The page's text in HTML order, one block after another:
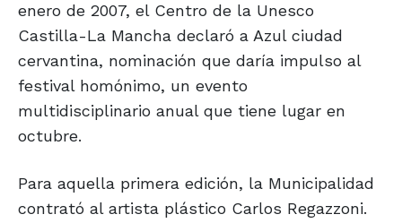
enero de 2007, el Centro de la Unesco
Castilla-La Mancha declaró a Azul ciudad
cervantina, nominación que daría impulso al
festival homónimo, un evento
multidisciplinario anual que tiene lugar en
octubre.
Para aquella primera edición, la Municipalidad
contrató al artista plástico Carlos Regazzoni.